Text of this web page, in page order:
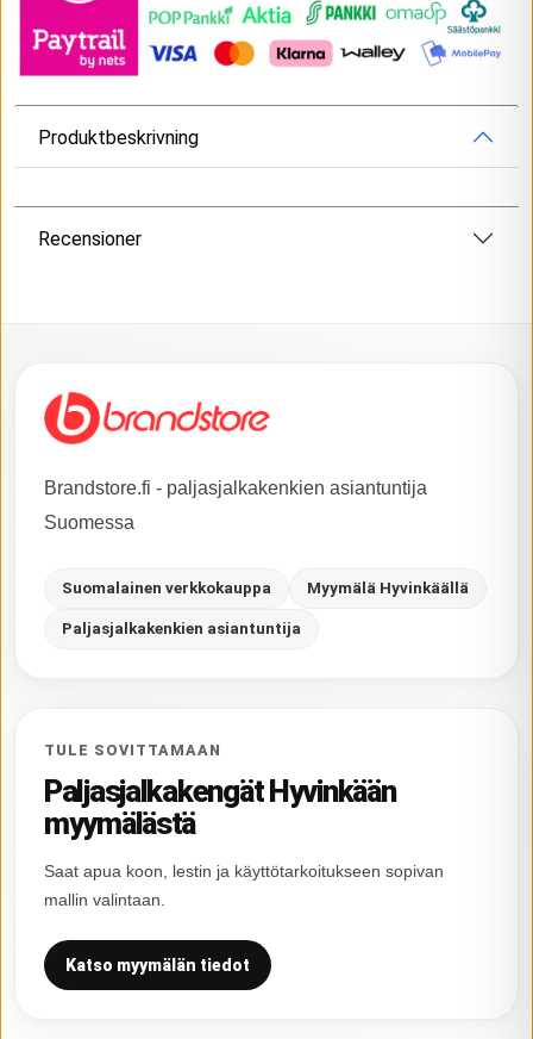
Produktbeskrivning
Recensioner
Brandstore.fi - paljasjalkakenkien asiantuntija
Suomessa
Suomalainen verkkokauppa Myymälä Hyvinkäällä
Paljasjalkakenkien asiantuntija
TULE SOVITTAMAAN
Paljasjalkakengät Hyvinkään
myymälästä
Saat apua koon, lestin ja käyttötarkoitukseen sopivan
mallin valintaan.
Katso myymälän tiedot